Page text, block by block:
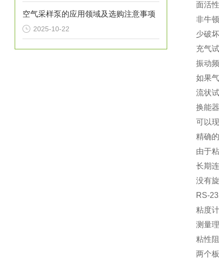
空气采样泵的应用领域及选购注意事项
2025-10-22
面活
非牛
少破
充气
振动
如果
流状
换能
可以
精确
由于
长期
没有
RS-
粘度
测量
粘性
两个